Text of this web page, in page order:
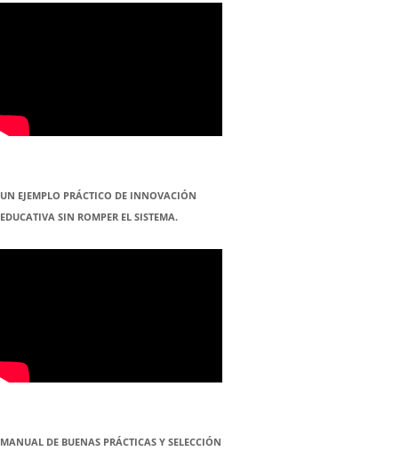
UN EJEMPLO PRÁCTICO DE INNOVACIÓN
EDUCATIVA SIN ROMPER EL SISTEMA.
MANUAL DE BUENAS PRÁCTICAS Y SELECCIÓN